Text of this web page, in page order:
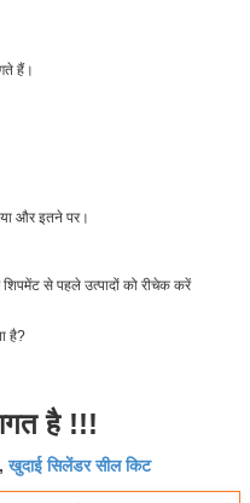
हैं।
और इतने पर।
से पहले उत्पादों को रीचेक करें
है?
है !!!
खुदाई सिलेंडर सील किट